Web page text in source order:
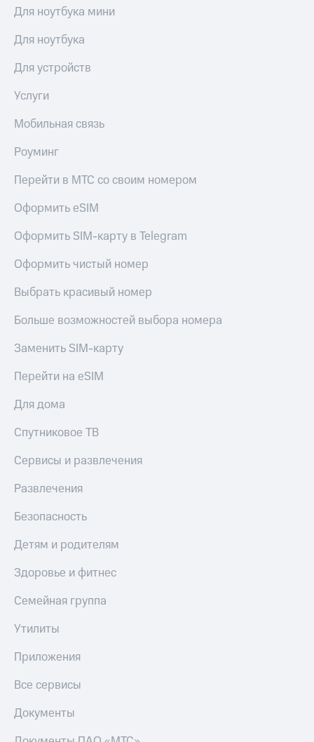
Для ноутбука мини
Для ноутбука
Для устройств
Услуги
Мобильная связь
Роуминг
Перейти в МТС со своим номером
Оформить eSIM
Оформить SIM-карту в Telegram
Оформить чистый номер
Выбрать красивый номер
Больше возможностей выбора номера
Заменить SIM-карту
Перейти на eSIM
Для дома
Спутниковое ТВ
Сервисы и развлечения
Развлечения
Безопасность
Детям и родителям
Здоровье и фитнес
Семейная группа
Утилиты
Приложения
Все сервисы
Документы